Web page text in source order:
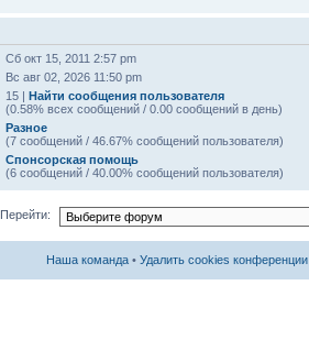
Сб окт 15, 2011 2:57 pm
Вс авг 02, 2026 11:50 pm
15 | Найти сообщения пользователя
(0.58% всех сообщений / 0.00 сообщений в день)
Разное
(7 сообщений / 46.67% сообщений пользователя)
Спонсорская помощь
(6 сообщений / 40.00% сообщений пользователя)
Перейти:
Наша команда • Удалить cookies конференции